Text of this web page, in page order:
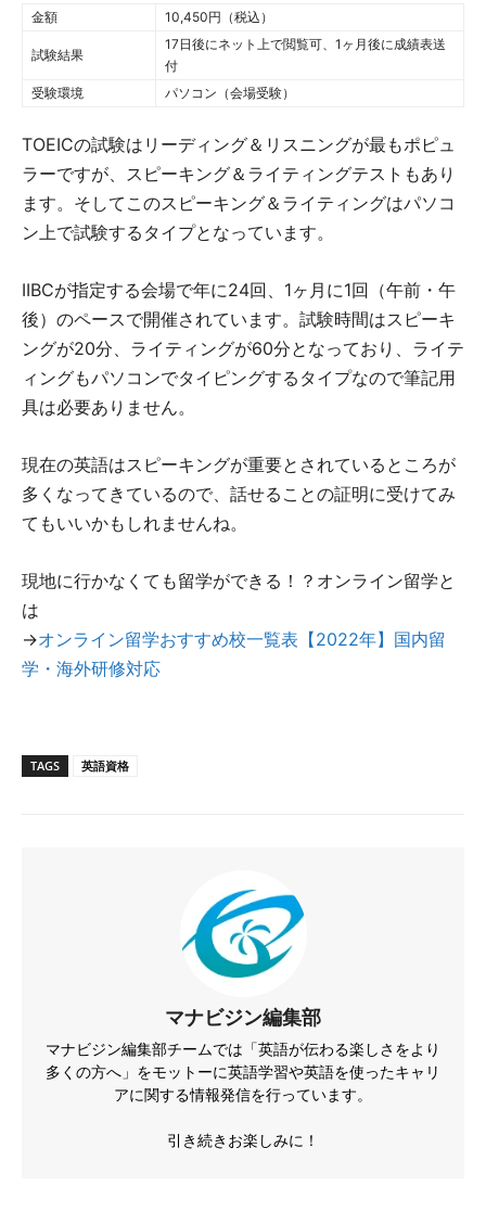
金額 10,450円（税込）
試験結果
17日後にネット上で閲覧可、1ヶ月後に成績表送
付
受験環境
パソコン（会場受験）
TOEICの試験はリーディング＆リスニングが最もポピュ
ラーですが、スピーキング＆ライティングテストもあり
ます。そしてこのスピーキング＆ライティングはパソコ
ン上で試験するタイプとなっています。
IIBCが指定する会場で年に24回、1ヶ月に1回（午前・午
後）のペースで開催されています。試験時間はスピーキ
ングが20分、ライティングが60分となっており、ライテ
ィングもパソコンでタイピングするタイプなので筆記用
具は必要ありません。
現在の英語はスピーキングが重要とされているところが
多くなってきているので、話せることの証明に受けてみ
てもいいかもしれませんね。
現地に行かなくても留学ができる！？オンライン留学と
は
→オンライン留学おすすめ校一覧表【2022年】国内留
学・海外研修対応
TAGS 英語資格
マナビジン編集部
マナビジン編集部チームでは「英語が伝わる楽しさをより
多くの方へ」をモットーに英語学習や英語を使ったキャリ
アに関する情報発信を行っています。
引き続きお楽しみに！